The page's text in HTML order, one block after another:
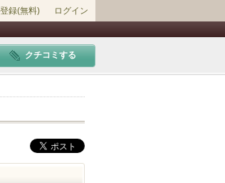
録(無料) ログイン
クチコミする